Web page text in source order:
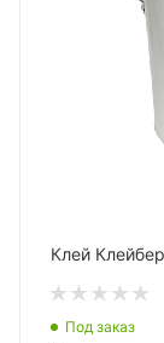
Клей
Под заказ